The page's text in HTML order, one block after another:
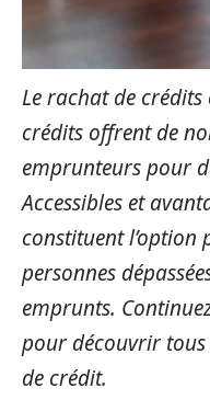
Le rachat de
crédits offrent de
emprunteurs pour
Accessibles et
constituent l’option
personnes
emprunts.
pour découvrir tous
de crédit.